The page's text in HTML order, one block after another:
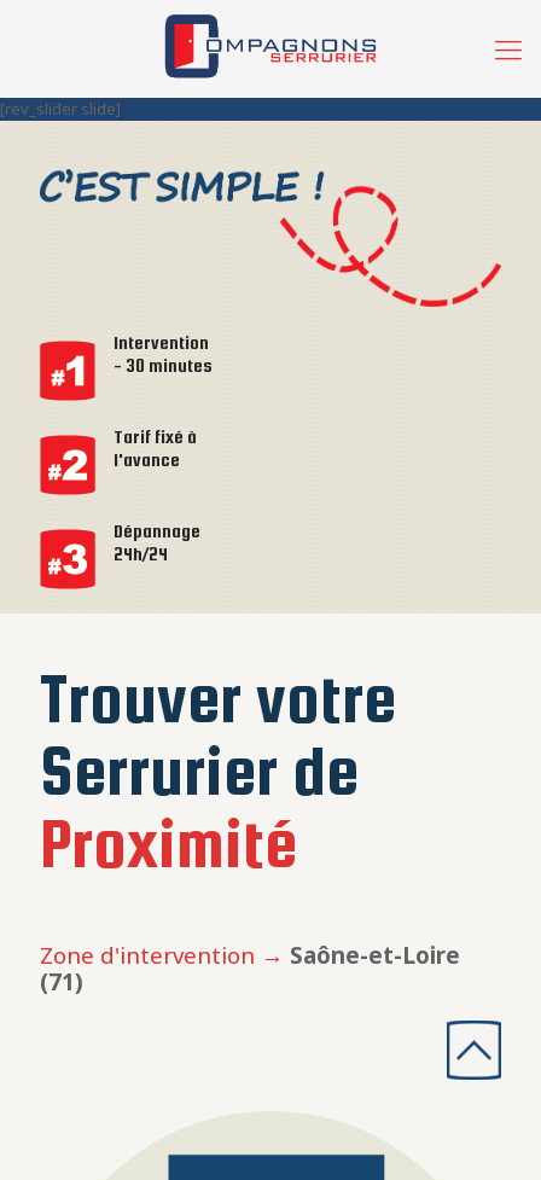
[rev_slider slide]
Intervention
- 30 minutes
Tarif fixé à
l'avance
Dépannage
24h/24
Trouver votre
Serrurier de
Proximité
Zone d'intervention → Saône-et-Loire
(71)